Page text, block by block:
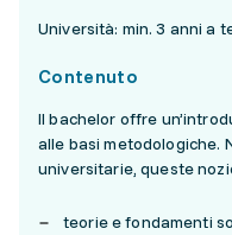
Università: min. 3 anni a
Contenuto
Il bachelor offre
alle basi metodologiche.
universitarie, queste
teorie e fondamenti